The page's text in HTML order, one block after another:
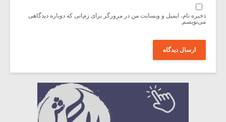
ذخیره نام، ایمیل و وبسایت من در مرورگر برای زمانی که دوباره دیدگاهی
می‌نویسم.